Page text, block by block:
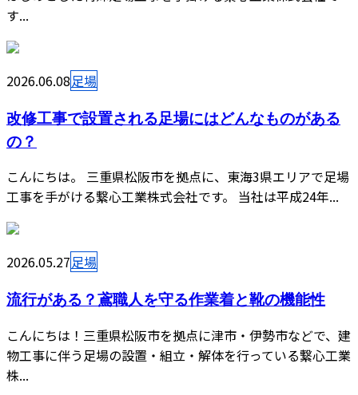
す...
2026.06.08足場
改修工事で設置される足場にはどんなものがある
の？
こんにちは。 三重県松阪市を拠点に、東海3県エリアで足場
工事を手がける繋心工業株式会社です。 当社は平成24年...
2026.05.27足場
流行がある？鳶職人を守る作業着と靴の機能性
こんにちは！三重県松阪市を拠点に津市・伊勢市などで、建
物工事に伴う足場の設置・組立・解体を行っている繋心工業
株...